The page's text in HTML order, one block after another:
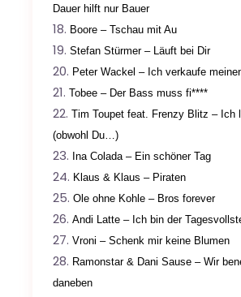
Dauer hilft nur Bauer
Boore – Tschau mit Au
Stefan Stürmer – Läuft bei Dir
Peter Wackel – Ich verkaufe
Tobee – Der Bass muss fi****
Tim Toupet feat. Frenzy Blitz – Ich
(obwohl Du…)
Ina Colada – Ein schöner Tag
Klaus & Klaus – Piraten
Ole ohne Kohle – Bros forever
Andi Latte – Ich bin der
Vroni – Schenk mir keine Blumen
Ramonstar & Dani Sause – Wir
daneben